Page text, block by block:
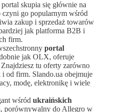
skupia się głównie na
czyni go popularnym wśród
zakup i sprzedaż towarów
jak platforma B2B i
firm.
portal
jak OLX, oferuje
tu oferty zarówno
od firm. Slando.ua obejmuje
modę, elektronikę i wiele
wśród ukraińskich
, porównywalny do Allegro w